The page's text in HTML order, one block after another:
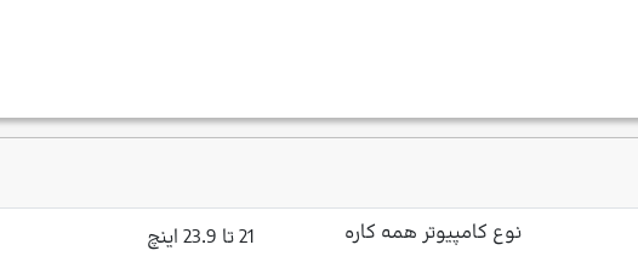
نوع کامپیوتر همه کاره
21 تا 23.9 اینچ